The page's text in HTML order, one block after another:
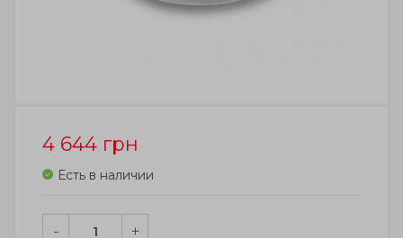
4 644 грн
Есть в наличии
- +